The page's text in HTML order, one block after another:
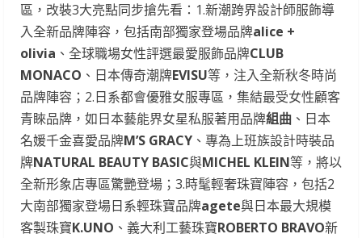
區，改裝3大亮點同步搶先看：1.新潮跨界設計師服飾導
入全新品牌陣容，包括南部獨家登場品牌alice +
olivia 、全球職場女性評選最愛服飾品牌CLUB
MONACO 、日本傳奇潮牌EVISU等，注入全新秋冬時尚
品牌陣容；2.日系都會優雅女服專區，集結最受女性顧客
青睞品牌，如日本藝能界女星私服著用品牌組曲 、日本
名媛千金喜愛品牌M’S GRACY 、專為上班族設計時裝品
牌NATURAL BEAUTY BASIC與MICHEL KLEIN等，將以
全新形象店專區驚艷登場；3.時髦輕奢珠寶陣容，包括2
大南部獨家登場日系輕珠寶品牌agete與日本最大規模
客製珠寶K.UNO 、義大利工藝珠寶ROBERTO BRAVO新